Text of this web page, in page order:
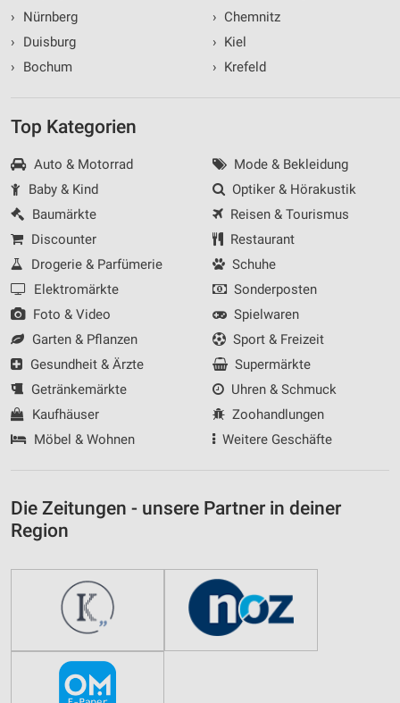
›
Nürnberg
›
Duisburg
›
Bochum
› Chemnitz
› Kiel
› Krefeld
Top Kategorien
Auto & Motorrad
Baby & Kind
Baumärkte
Discounter
Drogerie & Parfümerie
Elektromärkte
Foto & Video
Garten & Pflanzen
Gesundheit & Ärzte
Getränkemärkte
Kaufhäuser
Möbel & Wohnen
Mode & Bekleidung
Optiker & Hörakustik
Reisen & Tourismus
Restaurant
Schuhe
Sonderposten
Spielwaren
Sport & Freizeit
Supermärkte
Uhren & Schmuck
Zoohandlungen
Weitere Geschäfte
Die Zeitungen - unsere Partner in deiner
Region